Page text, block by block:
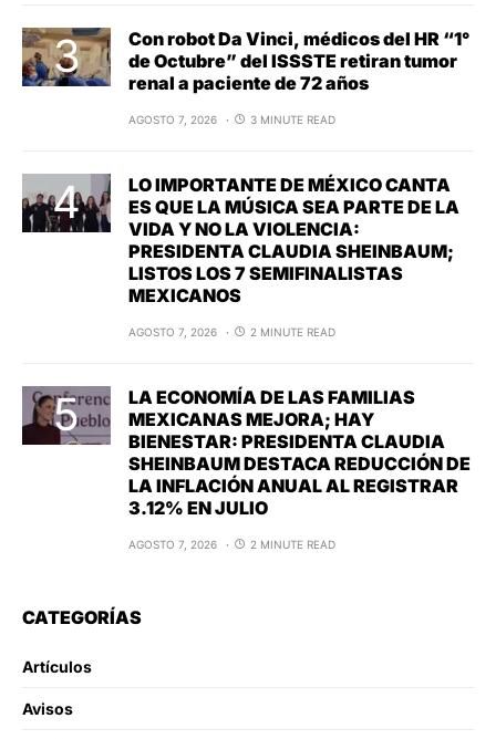
Con robot Da Vinci, médicos del HR “1°
de Octubre” del ISSSTE retiran tumor
renal a paciente de 72 años
AGOSTO 7, 2026 3 MINUTE READ
LO IMPORTANTE DE MÉXICO CANTA
ES QUE LA MÚSICA SEA PARTE DE LA
VIDA Y NO LA VIOLENCIA:
PRESIDENTA CLAUDIA SHEINBAUM;
LISTOS LOS 7 SEMIFINALISTAS
MEXICANOS
AGOSTO 7, 2026 2 MINUTE READ
LA ECONOMÍA DE LAS FAMILIAS
MEXICANAS MEJORA; HAY
BIENESTAR: PRESIDENTA CLAUDIA
SHEINBAUM DESTACA REDUCCIÓN DE
LA INFLACIÓN ANUAL AL REGISTRAR
3.12% EN JULIO
AGOSTO 7, 2026 2 MINUTE READ
CATEGORÍAS
Artículos
Avisos